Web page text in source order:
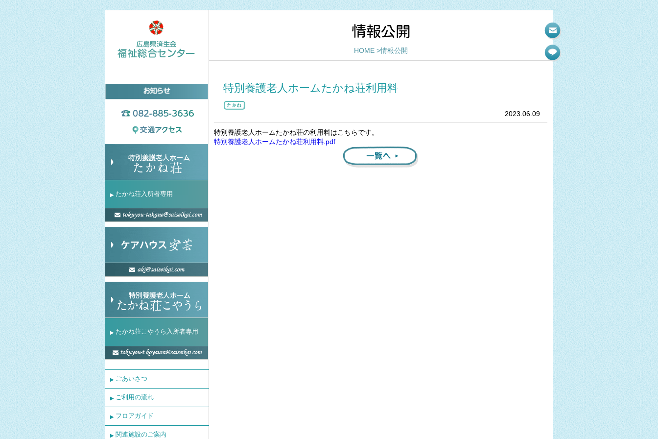
▶ たかね荘入所者専用
▶ たかね荘こやうら入所者専用
▶ ごあいさつ
▶ ご利用の流れ
▶ フロアガイド
▶ 関連施設のご案内
情報公開
HOME>情報公開
特別養護老人ホームたかね荘利用料
2023.06.09
特別養護老人ホームたかね荘の利用料はこちらです。
特別養護老人ホームたかね荘利用料.pdf